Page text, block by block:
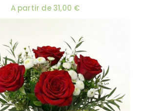
A partir de 31,00 €